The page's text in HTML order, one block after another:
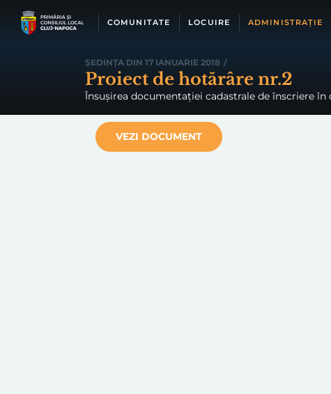
COMUNITATE LOCUIRE ADMINISTRAȚIE
ȘEDINȚA DIN 17 IANUARIE 2018 /
Proiect de hotărâre nr.2
Însușirea documentației cadastrale de înscriere
VEZI DOCUMENT